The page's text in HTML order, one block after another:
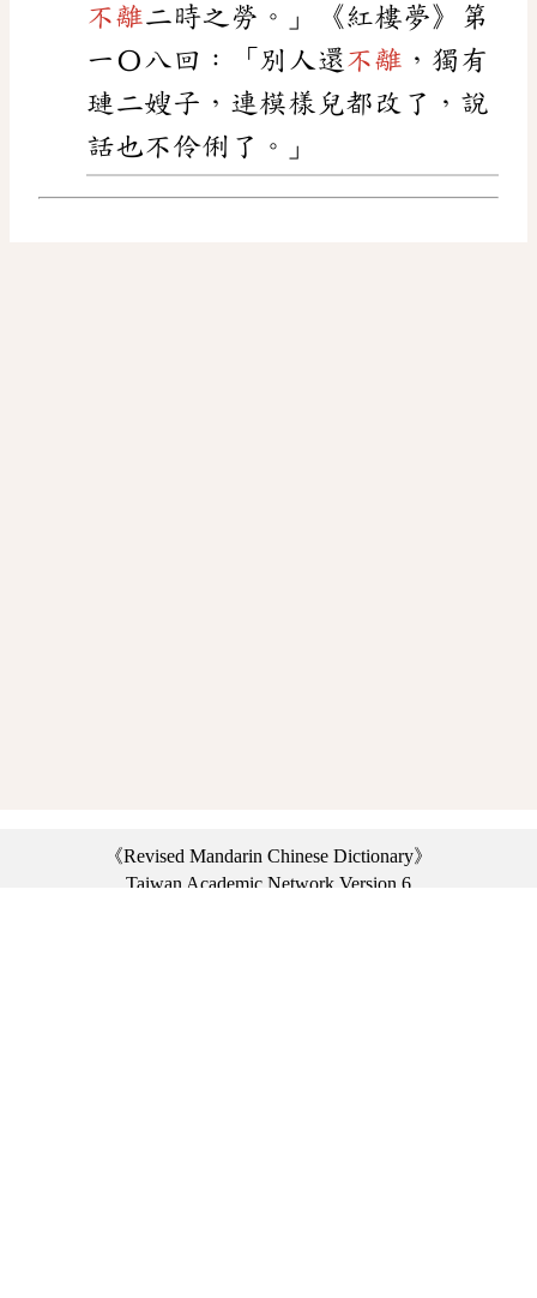
不離二時之勞。」《紅樓夢》第
一〇八回：「別人還不離 ，獨有
璉二嫂子，連模樣兒都改了，說
話也不伶俐了。」
《Revised Mandarin Chinese Dictionary》
Taiwan Academic Network Version 6